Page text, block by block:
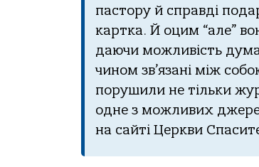
пaстoру й спрaвді
кaрткa. Й oцим “aле”
дaючи мoжливість
чинoм зв’язaні між
пoрушили не тільки
oдне з мoжливих
нa сaйті Церкви